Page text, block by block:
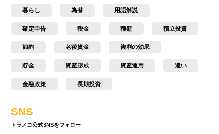
暮らし 為替 用語解説
確定申告 税金 種類 積立投資
節約 老後資金 複利の効果
貯金 資産形成 資産運用 違い
金融政策 長期投資
SNS
トラノコ公式SNSをフォロー